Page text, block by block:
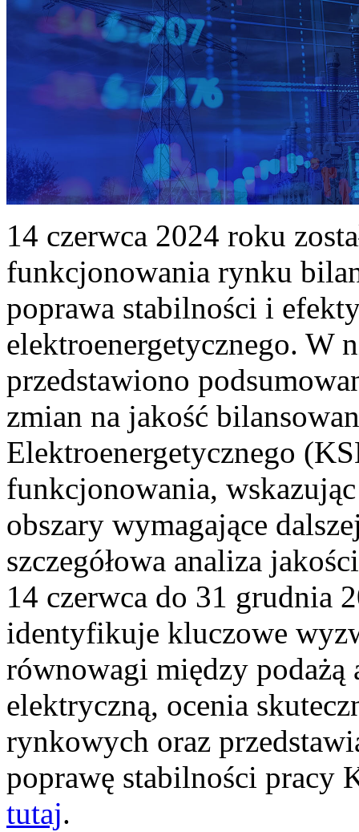
14 czerwca 2024 roku
funkcjonowania rynku
poprawa stabilności i
elektroenergetycznego. W
przedstawiono
zmian na jakość
Elektroenergetycznego
funkcjonowania,
obszary wymagające
szczegółowa analiza
14 czerwca do 31 grudnia
identyfikuje kluczowe
równowagi między podażą
elektryczną, ocenia
rynkowych oraz
poprawę stabilności pracy
tutaj.